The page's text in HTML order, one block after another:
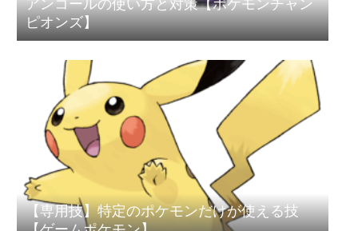
アンコールの使い方と対策【ポケモンチャン
ピオンズ】
【専用技】特定のポケモンだけが使える技